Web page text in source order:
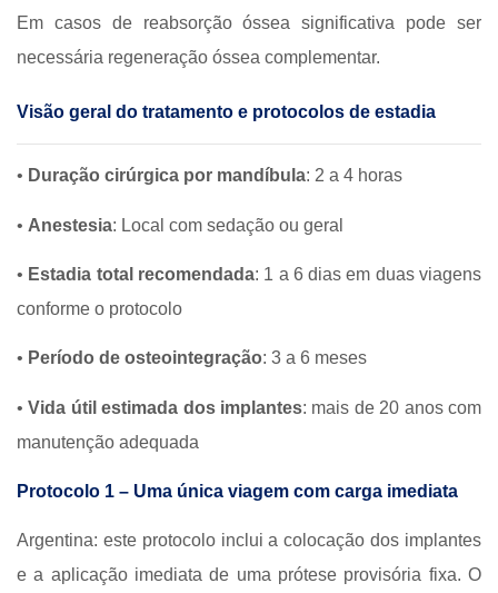
Em casos de reabsorção óssea significativa pode ser
necessária regeneração óssea complementar.
Visão geral do tratamento e protocolos de estadia
• Duração cirúrgica por mandíbula: 2 a 4 horas
• Anestesia: Local com sedação ou geral
• Estadia total recomendada: 1 a 6 dias em duas viagens
conforme o protocolo
• Período de osteointegração: 3 a 6 meses
•Vida útil estimada dos implantes: mais de 20 anos com
manutenção adequada
Protocolo 1 – Uma única viagem com carga imediata
Argentina: este protocolo inclui a colocação dos implantes
e a aplicação imediata de uma prótese provisória fixa. O